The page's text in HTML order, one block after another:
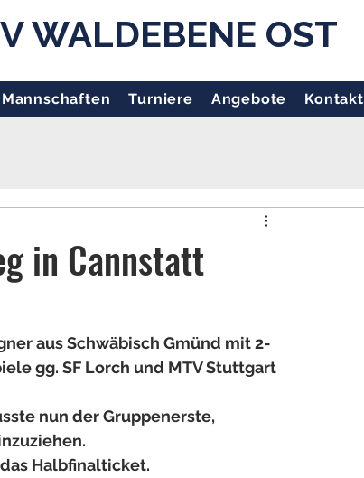
WALDEBENE OST
Mannschaften Turniere Angebote Kontakt
in Cannstatt
aus Schwäbisch Gmünd mit 2-
gg. SF Lorch und MTV Stuttgart
nun der Gruppenerste,
Halbfinalticket.